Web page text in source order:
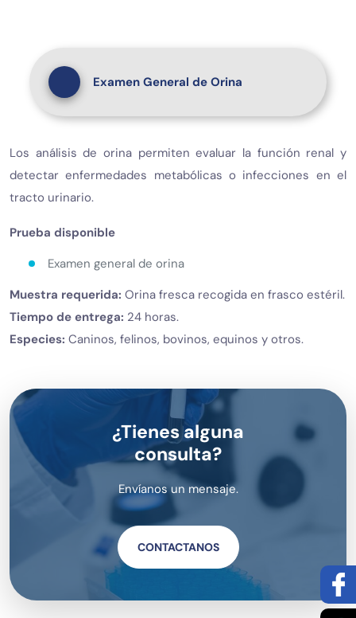
¿Tienes alguna
consulta?
Envíanos un mensaje.
CONTACTANOS
Examen General de Orina
Los análisis de orina permiten evaluar la función renal y
detectar enfermedades metabólicas o infecciones en el
tracto urinario.
Prueba disponible
Examen general de orina
Muestra requerida: Orina fresca recogida en frasco estéril.
Tiempo de entrega: 24 horas.
Especies: Caninos, felinos, bovinos, equinos y otros.